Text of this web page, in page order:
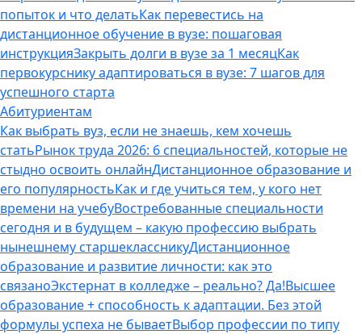
попыток и что делатьКак перевестись на
дистанционное обучение в вузе: пошаговая
инструкцияЗакрыть долги в вузе за 1 месяцКак
первокурснику адаптироваться в вузе: 7 шагов для
успешного старта
Абитуриентам
Как выбрать вуз, если не знаешь, кем хочешь
статьРынок труда 2026: 6 специальностей, которые не
стыдно освоить онлайнДистанционное образование и
его популярностьКак и где учиться тем, у кого нет
времени на учебуВостребованные специальности
сегодня и в будущем – какую профессию выбрать
нынешнему старшеклассникуДистанционное
образование и развитие личности: как это
связаноЭкстернат в колледже – реально? Да!Высшее
образование + способность к адаптации. Без этой
формулы успеха не бываетВыбор профессии по типу